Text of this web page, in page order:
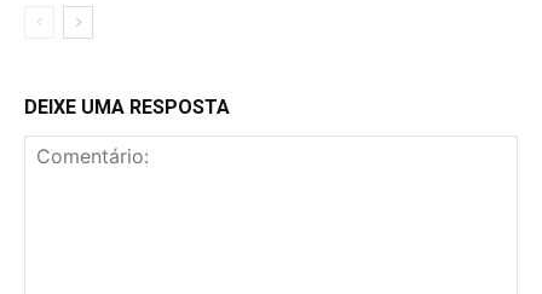
DEIXE UMA RESPOSTA